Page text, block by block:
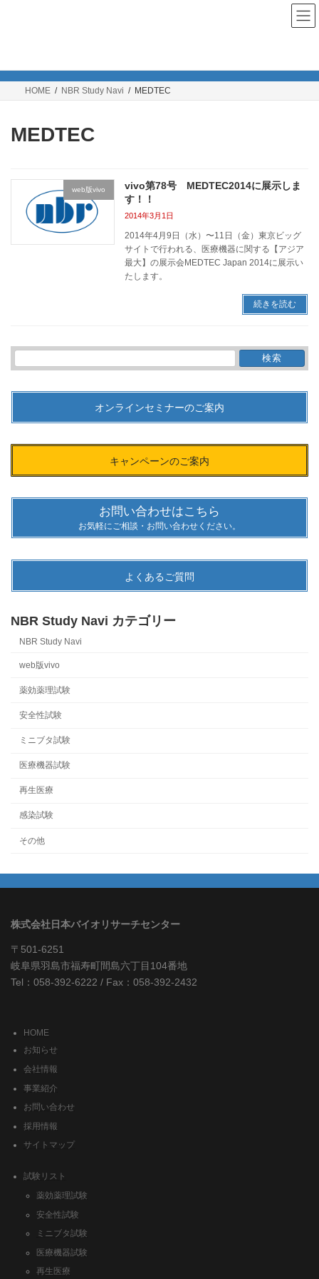
へ
ス
ョ
ン
HOME NBR Study Navi MEDTEC
MEDTEC
web版vivo
vivo第78号 MEDTEC2014に展示しま
す！！
2014年3月1日
2014年4月9日（水）〜11日（金）東京ビッグ
サイトで行われる、医療機器に関する【アジア
最大】の展示会MEDTEC Japan 2014に展示い
たします。
続きを読む
検
索:
オンラインセミナーのご案内
キャンペーンのご案内
お問い合わせはこちら
お気軽にご相談・お問い合わせください。
よくあるご質問
NBR Study Navi カテゴリー
NBR Study Navi
web版vivo
薬効薬理試験
安全性試験
ミニブタ試験
医療機器試験
再生医療
感染試験
その他
株式会社日本バイオリサーチセンター
〒501-6251
岐阜県羽島市福寿町間島六丁目104番地
Tel：058-392-6222 / Fax：058-392-2432
HOME
お知らせ
会社情報
事業紹介
お問い合わせ
採用情報
サイトマップ
試験リスト
薬効薬理試験
安全性試験
ミニブタ試験
医療機器試験
再生医療